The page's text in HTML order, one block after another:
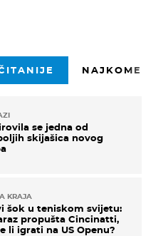
se jedna od
skijašica novog
KRAJA
šok u teniskom svijetu:
propušta Cincinatti,
li igrati na US Openu?